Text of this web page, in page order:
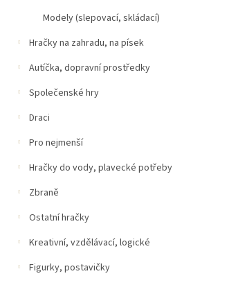
Modely (slepovací, skládací)
Hračky na zahradu, na písek
Autíčka, dopravní prostředky
Společenské hry
Draci
Pro nejmenší
Hračky do vody, plavecké potřeby
Zbraně
Ostatní hračky
Kreativní, vzdělávací, logické
Figurky, postavičky